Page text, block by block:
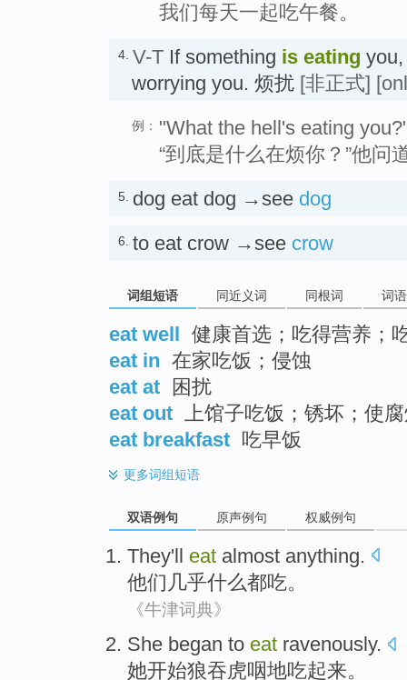
我们每天一起吃午餐。
4. V-T If something is eating
worrying you. 烦扰 [非正式]
例： "What the hell's eating
“到底是什么在烦你？”他问
5. dog eat dog →see dog
6. to eat crow →see crow
词组短语 同近义词 同根词 词
eat well 健康首选；吃得营养；
eat in 在家吃饭；侵蚀
eat at
困扰
eat out
上馆子吃饭；锈坏；使
eat breakfast 吃早饭
更多词组短语
双语例句 原声例句 权威例句
They'll eat almost anything.
他们 几乎什么都吃。
《牛津词典》
She began to eat ravenously.
她开始狼吞虎咽地吃起来。